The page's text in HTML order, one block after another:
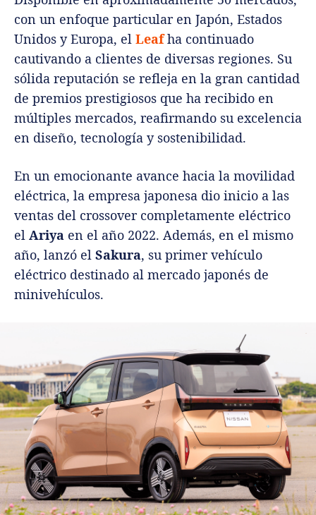
con un enfoque particular en Japón, Estados
Unidos y Europa, el Leafha continuado
cautivando a clientes de diversas regiones. Su
sólida reputación se refleja en la gran cantidad
de premios prestigiosos que ha recibido en
múltiples mercados, reafirmando su excelencia
en diseño, tecnología y sostenibilidad.
En un emocionante avance hacia la movilidad
eléctrica, la empresa japonesa dio inicio a las
ventas del crossover completamente eléctrico
el Ariya en el año 2022. Además, en el mismo
año, lanzó el Sakura, su primer vehículo
eléctrico destinado al mercado japonés de
minivehículos.